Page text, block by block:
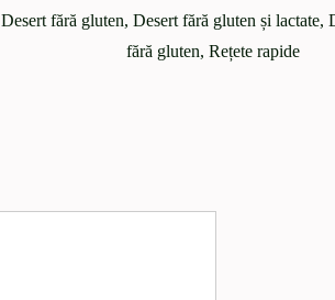
Desert fără gluten, Desert fără gluten și lactate,
fără gluten, Rețete rapide